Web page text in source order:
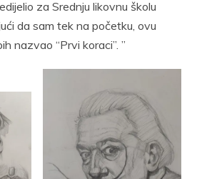
za Srednju likovnu školu
da sam tek na početku, ovu
nazvao “Prvi koraci”. ”